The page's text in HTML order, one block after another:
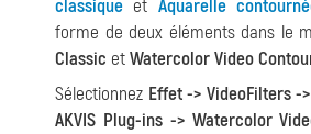
classique et Aquarelle
forme de deux éléments dans le
Сlassic etWatercolor Video
Sélectionnez Effet -> VideoFilters -
AKVIS Plug-ins -> Watercolor